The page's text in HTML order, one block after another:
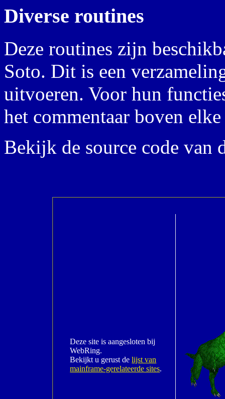
Diverse routines
Deze routines zijn
Soto. Dit is een
uitvoeren. Voor hun
het commentaar boven
Bekijk de source code van
Deze site is aangesloten bij
WebRing.
Bekijkt u gerust delijst van
mainframe-gerelateerde sites.